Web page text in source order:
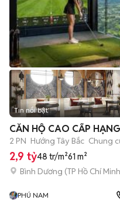
Tin nổi bật
CĂN HỘ CAO CẤP
2 PN Hướng Tây Bắc Chung
2,9 tỷ48 tr/m²61 m²
Bình Dương (TP Hồ Chí Minh
PHÚ NAM